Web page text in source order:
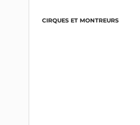
CIRQUES ET MONTREURS